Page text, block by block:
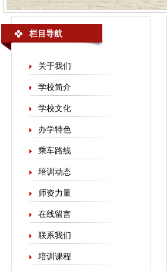
栏目导航
关于我们
学校简介
学校文化
办学特色
乘车路线
培训动态
师资力量
在线留言
联系我们
培训课程